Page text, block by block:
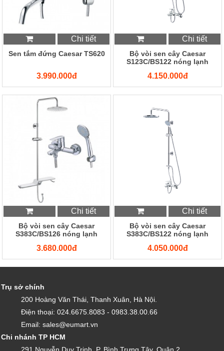
Chi tiết
Sen tắm đứng Caesar TS620
3.990.000đ
Chi tiết
Bộ vòi sen cây Caesar
S123C/BS122 nóng lạnh
4.150.000đ
Chi tiết
Bộ vòi sen cây Caesar
S383C/BS126 nóng lạnh
3.680.000đ
Chi tiết
Bộ vòi sen cây Caesar
S383C/BS122 nóng lạnh
4.050.000đ
Trụ sở chính
200 Hoàng Văn Thái, Thanh Xuân, Hà Nội.
Điện thoại: 024.6675.8083 - 0983.38.00.66
Email: sales@eumart.vn
Chi nhánh TP HCM